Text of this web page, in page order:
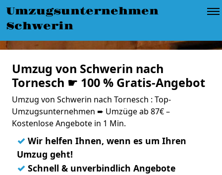
Umzugsunternehmen
Schwerin
Umzug von Schwerin nach
Tornesch ☛ 100 % Gratis-Angebot
Umzug von Schwerin nach Tornesch : Top-
Umzugsunternehmen ➨ Umzüge ab 87€ –
Kostenlose Angebote in 1 Min.
✓ Wir helfen Ihnen, wenn es um Ihren
Umzug geht!
✓ Schnell & unverbindlich Angebote